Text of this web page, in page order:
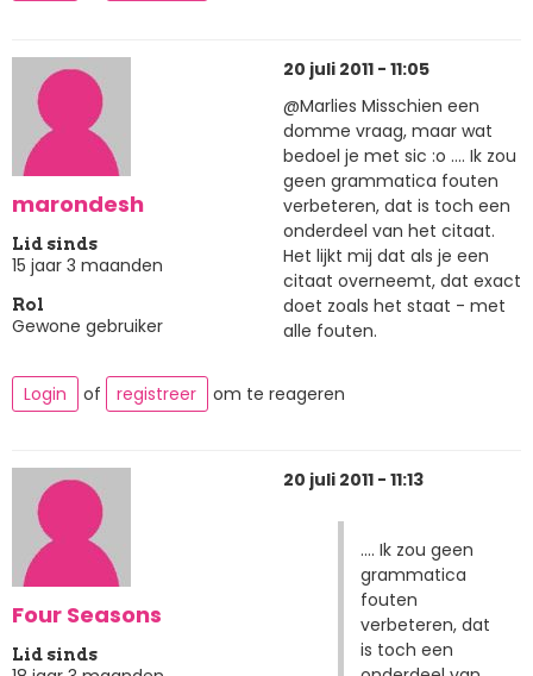
marondesh
Lid sinds
15 jaar 3 maanden
Rol
Gewone gebruiker
20 juli 2011 - 11:05
@Marlies Misschien een
domme vraag, maar wat
bedoel je met sic :o .... Ik zou
geen grammatica fouten
verbeteren, dat is toch een
onderdeel van het citaat.
Het lijkt mij dat als je een
citaat overneemt, dat exact
doet zoals het staat - met
alle fouten.
Login of registreer om te reageren
Four Seasons
Lid sinds
20 juli 2011 - 11:13
.... Ik zou geen
grammatica
fouten
verbeteren, dat
is toch een